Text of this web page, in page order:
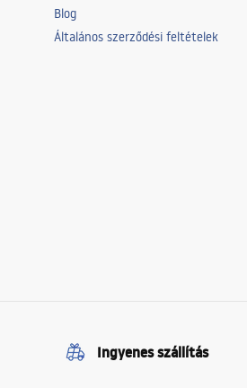
Blog
Általános szerződési feltételek
Ingyenes szállítás